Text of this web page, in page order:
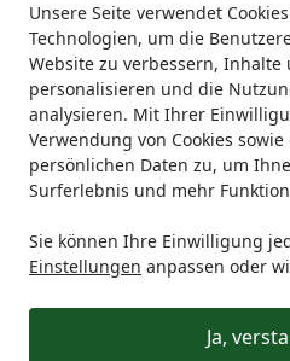
Unsere Seite verwendet
Technologien, um die
Website zu verbessern, Inhalte
personalisieren und die
analysieren. Mit Ihrer
Verwendung von Cookies
persönlichen Daten zu, um
Surferlebnis und mehr
Sie können Ihre Einwilligung
Einstellungen anpassen oder
Ja,
Startseite
Tore Elektrische Tore
TraumGarten
Ihre
Kategorien
Filter / Sortierung